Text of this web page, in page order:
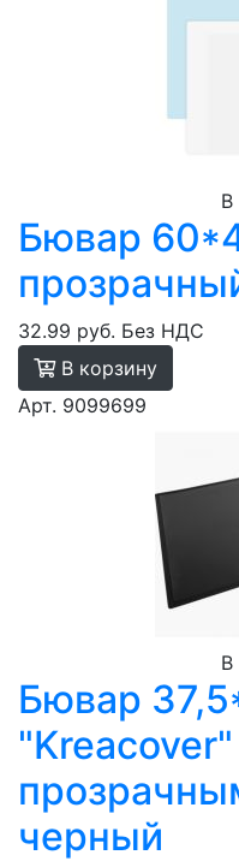
В
Бювар
32.99 руб. Без НДС
В корзину
Арт. 9099699
В
Бювар
черный